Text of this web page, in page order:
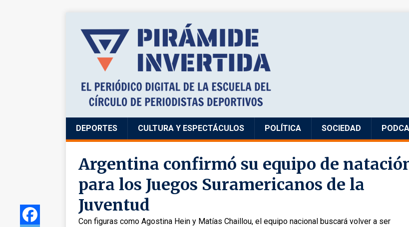
DEPORTES CULTURA Y ESPECTÁCULOS POLÍTICA SOCIEDAD
Argentina confirmó su equipo de
para los Juegos Suramericanos de la
Juventud
Con figuras como Agostina Hein y Matías Chaillou, el equipo nacional buscará volver a ser